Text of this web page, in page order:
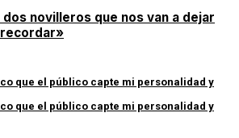
dos novilleros que nos van a dejar